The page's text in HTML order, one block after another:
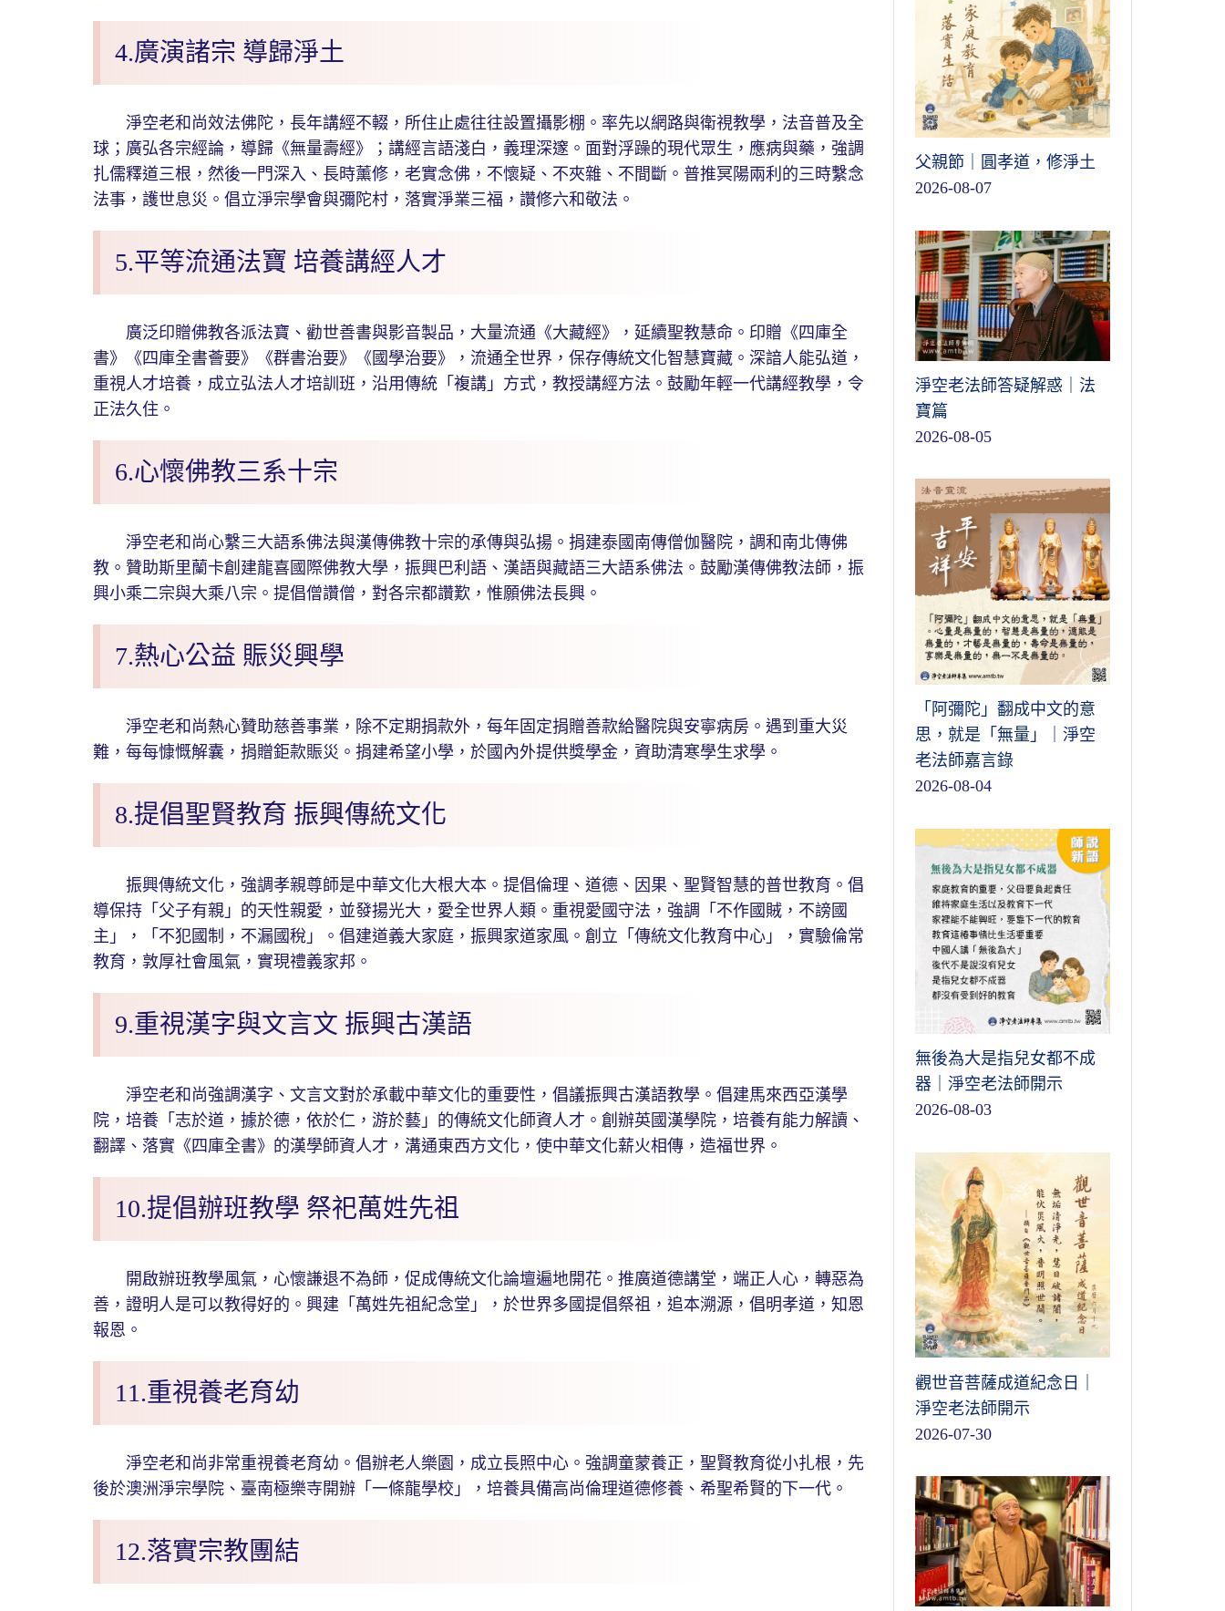
4.廣演諸宗 導歸淨土
淨空老和尚效法佛陀，長年講經不輟，所住止處往往設置攝影棚。率先以網路與衛視教學，法音普及全
球；廣弘各宗經論，導歸《無量壽經》；講經言語淺白，義理深邃。面對浮躁的現代眾生，應病與藥，強調
扎儒釋道三根，然後一門深入、長時薰修，老實念佛，不懷疑、不夾雜、不間斷。普推冥陽兩利的三時繫念
法事，護世息災。倡立淨宗學會與彌陀村，落實淨業三福，讚修六和敬法。
5.平等流通法寶 培養講經人才
廣泛印贈佛教各派法寶、勸世善書與影音製品，大量流通《大藏經》，延續聖教慧命。印贈《四庫全
書》《四庫全書薈要》《群書治要》《國學治要》，流通全世界，保存傳統文化智慧寶藏。深諳人能弘道，
重視人才培養，成立弘法人才培訓班，沿用傳統「複講」方式，教授講經方法。鼓勵年輕一代講經教學，令
正法久住。
6.心懷佛教三系十宗
淨空老和尚心繫三大語系佛法與漢傳佛教十宗的承傳與弘揚。捐建泰國南傳僧伽醫院，調和南北傳佛
教。贊助斯里蘭卡創建龍喜國際佛教大學，振興巴利語、漢語與藏語三大語系佛法。鼓勵漢傳佛教法師，振
興小乘二宗與大乘八宗。提倡僧讚僧，對各宗都讚歎，惟願佛法長興。
7.熱心公益 賑災興學
淨空老和尚熱心贊助慈善事業，除不定期捐款外，每年固定捐贈善款給醫院與安寧病房。遇到重大災
難，每每慷慨解囊，捐贈鉅款賑災。捐建希望小學，於國內外提供獎學金，資助清寒學生求學。
8.提倡聖賢教育 振興傳統文化
振興傳統文化，強調孝親尊師是中華文化大根大本。提倡倫理、道德、因果、聖賢智慧的普世教育。倡
導保持「父子有親」的天性親愛，並發揚光大，愛全世界人類。重視愛國守法，強調「不作國賊，不謗國
主」，「不犯國制，不漏國稅」。倡建道義大家庭，振興家道家風。創立「傳統文化教育中心」，實驗倫常
教育，敦厚社會風氣，實現禮義家邦。
9.重視漢字與文言文 振興古漢語
淨空老和尚強調漢字、文言文對於承載中華文化的重要性，倡議振興古漢語教學。倡建馬來西亞漢學
院，培養「志於道，據於德，依於仁，游於藝」的傳統文化師資人才。創辦英國漢學院，培養有能力解讀、
翻譯、落實《四庫全書》的漢學師資人才，溝通東西方文化，使中華文化薪火相傳，造福世界。
10.提倡辦班教學 祭祀萬姓先祖
開啟辦班教學風氣，心懷謙退不為師，促成傳統文化論壇遍地開花。推廣道德講堂，端正人心，轉惡為
善，證明人是可以教得好的。興建「萬姓先祖紀念堂」，於世界多國提倡祭祖，追本溯源，倡明孝道，知恩
報恩。
11.重視養老育幼
淨空老和尚非常重視養老育幼。倡辦老人樂園，成立長照中心。強調童蒙養正，聖賢教育從小扎根，先
後於澳洲淨宗學院、臺南極樂寺開辦「一條龍學校」，培養具備高尚倫理道德修養、希聖希賢的下一代。
12.落實宗教團結
父親節｜圓孝道，修淨土
2026-08-07
淨空老法師答疑解惑｜法
寶篇
2026-08-05
「阿彌陀」翻成中文的意
思，就是「無量」｜淨空
老法師嘉言錄
2026-08-04
無後為大是指兒女都不成
器｜淨空老法師開示
2026-08-03
觀世音菩薩成道紀念日｜
淨空老法師開示
2026-07-30